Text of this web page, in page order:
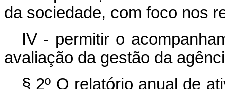
da sociedade, com foco nos
IV - permitir o
avaliação da gestão da
§ 2º O relatório anual de